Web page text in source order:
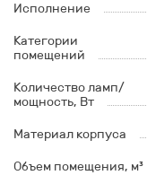
Исполнение
Категории
помещений
Количество ламп/
мощность, Вт
Материал корпуса
Объем помещения, м³